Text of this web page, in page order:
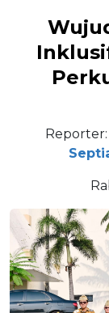
Reporter: